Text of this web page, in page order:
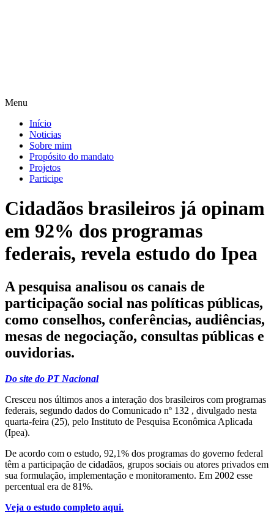
Menu
Início
Noticias
Sobre mim
Propósito do mandato
Projetos
Participe
Cidadãos brasileiros já opinam
em 92% dos programas
federais, revela estudo do Ipea
A pesquisa analisou os canais de
participação social nas políticas públicas,
como conselhos, conferências, audiências,
mesas de negociação, consultas públicas e
ouvidorias.
Do site do PT Nacional
Cresceu nos últimos anos a interação dos brasileiros com programas
federais, segundo dados do Comunicado nº 132 , divulgado nesta
quarta-feira (25), pelo Instituto de Pesquisa Econômica Aplicada
(Ipea).
De acordo com o estudo, 92,1% dos programas do governo federal
têm a participação de cidadãos, grupos sociais ou atores privados em
sua formulação, implementação e monitoramento. Em 2002 esse
percentual era de 81%.
Veja o estudo completo aqui.